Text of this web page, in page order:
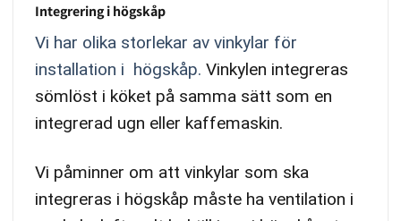
Integrering i högskåp
Vi har olika storlekar av vinkylar för
installation i högskåp. Vinkylen integreras
sömlöst i köket på samma sätt som en
integrerad ugn eller kaffemaskin.
Vi påminner om att vinkylar som ska
integreras i högskåp måste ha ventilation i